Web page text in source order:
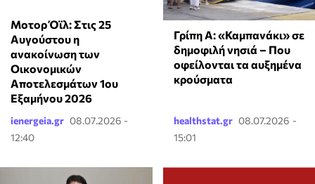
Μοτορ Όϊλ: Στις 25
Αυγούστου η
ανακοίνωση των
Οικονομικών
Αποτελεσμάτων 1ου
Εξαμήνου 2026
ienergeia.gr 08.07.2026 -
12:40
Γρίπη Α: «Καμπανάκι» σε
δημοφιλή νησιά – Που
οφείλονται τα αυξημένα
κρούσματα
healthstat.gr 08.07.2026 -
15:01